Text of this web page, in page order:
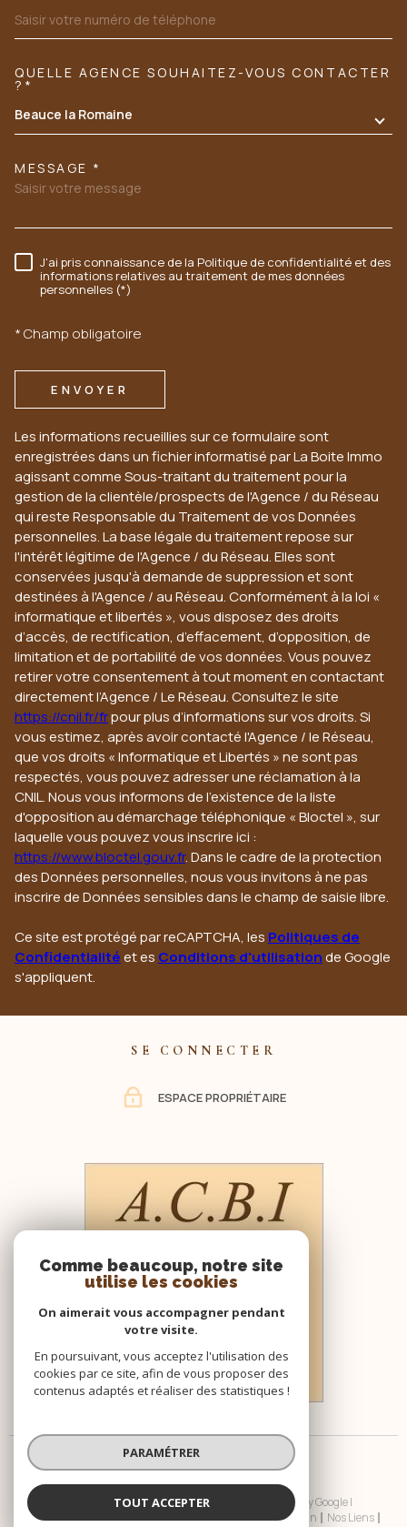
TRAD_MELTEM_VOREDEMANDE
QUELLE AGENCE SOUHAITEZ-VOUS CONTACTER
?*
Beauce la Romaine
MESSAGE *
RÈGLEMENTATION
J'ai pris connaissance de la Politique de confidentialité et des
informations relatives au traitement de mes données
personnelles (*)
* Champ obligatoire
ENVOYER
Les informations recueillies sur ce formulaire sont
enregistrées dans un fichier informatisé par La Boite Immo
agissant comme Sous-traitant du traitement pour la
gestion de la clientèle/prospects de l'Agence / du Réseau
qui reste Responsable du Traitement de vos Données
personnelles. La base légale du traitement repose sur
l'intérêt légitime de l'Agence / du Réseau. Elles sont
conservées jusqu'à demande de suppression et sont
destinées à l'Agence / au Réseau. Conformément à la loi «
informatique et libertés », vous disposez des droits
d’accès, de rectification, d’effacement, d’opposition, de
limitation et de portabilité de vos données. Vous pouvez
retirer votre consentement à tout moment en contactant
directement l’Agence / Le Réseau. Consultez le site
https://cnil.fr/frpour plus d’informations sur vos droits. Si
vous estimez, après avoir contacté l'Agence / le Réseau,
que vos droits « Informatique et Libertés » ne sont pas
respectés, vous pouvez adresser une réclamation à la
CNIL. Nous vous informons de l’existence de la liste
d'opposition au démarchage téléphonique « Bloctel », sur
laquelle vous pouvez vous inscrire ici :
https://www.bloctel.gouv.fr. Dans le cadre de la protection
des Données personnelles, nous vous invitons à ne pas
inscrire de Données sensibles dans le champ de saisie libre.
Ce site est protégé par reCAPTCHA, les Politiques de
Confidentialitéet es Conditions d'utilisationde Google
s'appliquent.
SE CONNECTER
ESPACE PROPRIÉTAIRE
© 2026 | Tous droits réservés | Traduction powered by Google |
Nos Honoraires
Plan Du Site Mentions Légales Admin
Nos Liens
Comme beaucoup, notre site
utilise les cookies
On aimerait vous accompagner pendant
votre visite.
En poursuivant, vous acceptez l'utilisation des
cookies par ce site, afin de vous proposer des
contenus adaptés et réaliser des statistiques !
PARAMÉTRER
TOUT ACCEPTER